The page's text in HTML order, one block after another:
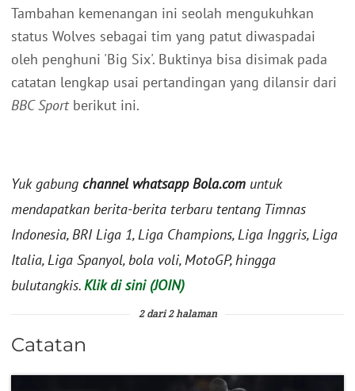
Tambahan kemenangan ini seolah mengukuhkan
status Wolves sebagai tim yang patut diwaspadai
oleh penghuni 'Big Six'. Buktinya bisa disimak pada
catatan lengkap usai pertandingan yang dilansir dari
BBC Sportberikut ini.
Yuk gabung channel whatsapp Bola.com untuk
mendapatkan berita-berita terbaru tentang Timnas
Indonesia, BRI Liga 1, Liga Champions, Liga Inggris, Liga
Italia, Liga Spanyol, bola voli, MotoGP, hingga
bulutangkis.Klik di sini (JOIN)
2 dari 2 halaman
Catatan